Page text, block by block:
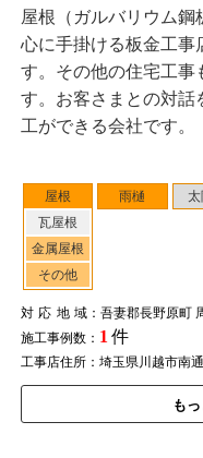
屋根
瓦屋根
金属屋根
その他
雨樋
対応地域：吾妻郡長野原町
施工事例数： 1 件
工事店住所：埼玉県川越市南
も
屋根（ガルバリウム鋼
心に手掛ける板金工事
す。その他の住宅工事
す。お客さまとの対話
工ができる会社です。